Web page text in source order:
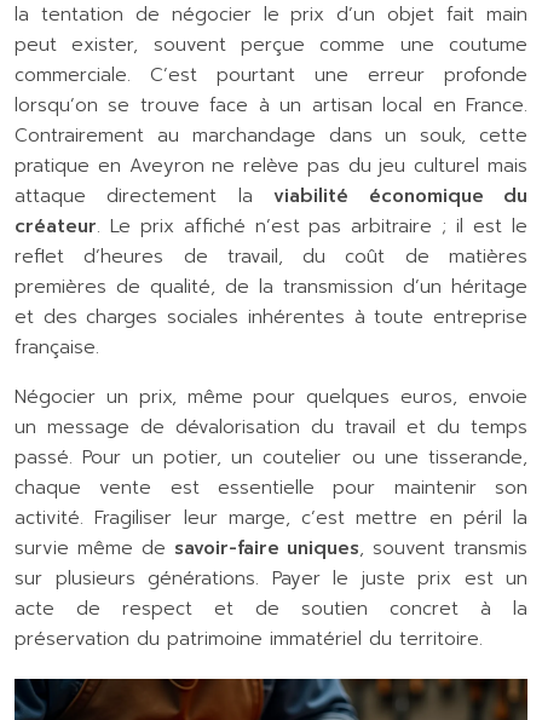
la tentation de négocier le prix d’un objet fait main
peut exister, souvent perçue comme une coutume
commerciale. C’est pourtant une erreur profonde
lorsqu’on se trouve face à un artisan local en France.
Contrairement au marchandage dans un souk, cette
pratique en Aveyron ne relève pas du jeu culturel mais
attaque directement laviabilité économique du
créateur. Le prix affiché n’est pas arbitraire ; il est le
reflet d’heures de travail, du coût de matières
premières de qualité, de la transmission d’un héritage
et des charges sociales inhérentes à toute entreprise
française.
Négocier un prix, même pour quelques euros, envoie
un message de dévalorisation du travail et du temps
passé. Pour un potier, un coutelier ou une tisserande,
chaque vente est essentielle pour maintenir son
activité. Fragiliser leur marge, c’est mettre en péril la
survie même de savoir-faire uniques, souvent transmis
sur plusieurs générations. Payer le juste prix est un
acte de respect et de soutien concret à la
préservation du patrimoine immatériel du territoire.